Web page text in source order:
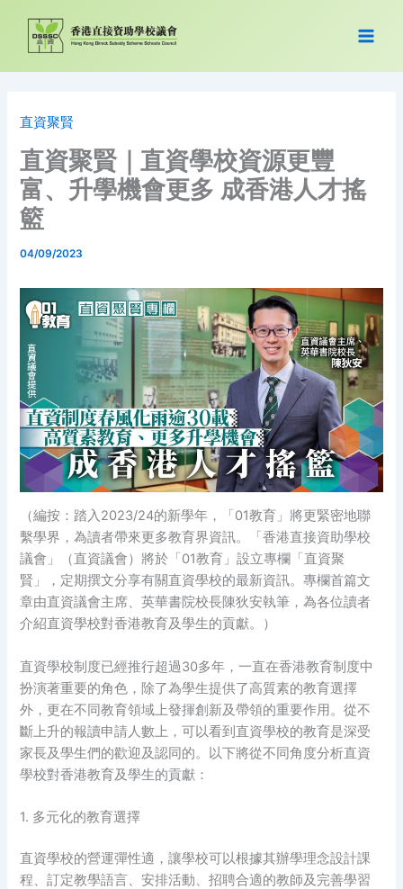
要
直資聚賢
直資聚賢｜直資學校資源更豐
富、升學機會更多 成香港人才搖
籃
04/09/2023
（編按：踏入2023/24的新學年，「01教育」將更緊密地聯
繫學界，為讀者帶來更多教育界資訊。「香港直接資助學校
議會」（直資議會）將於「01教育」設立專欄「直資聚
賢」，定期撰文分享有關直資學校的最新資訊。專欄首篇文
章由直資議會主席、英華書院校長陳狄安執筆，為各位讀者
介紹直資學校對香港教育及學生的貢獻。）
直資學校制度已經推行超過30多年，一直在香港教育制度中
扮演著重要的角色，除了為學生提供了高質素的教育選擇
外，更在不同教育領域上發揮創新及帶領的重要作用。從不
斷上升的報讀申請人數上，可以看到直資學校的教育是深受
家長及學生們的歡迎及認同的。以下將從不同角度分析直資
學校對香港教育及學生的貢獻：
1. 多元化的教育選擇
直資學校的營運彈性適，讓學校可以根據其辦學理念設計課
程、訂定教學語言、安排活動、招聘合適的教師及完善學習